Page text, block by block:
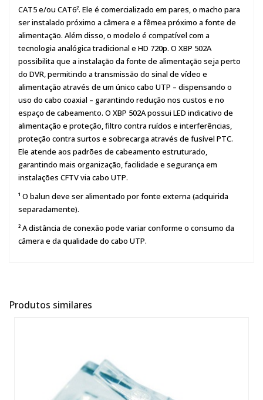
CAT5 e/ou CAT6². Ele é comercializado em pares, o macho para
ser instalado próximo a câmera e a fêmea próximo a fonte de
alimentação. Além disso, o modelo é compatível com a
tecnologia analógica tradicional e HD 720p. O XBP 502A
possibilita que a instalação da fonte de alimentação seja perto
do DVR, permitindo a transmissão do sinal de vídeo e
alimentação através de um único cabo UTP – dispensando o
uso do cabo coaxial – garantindo redução nos custos e no
espaço de cabeamento. O XBP 502A possui LED indicativo de
alimentação e proteção, filtro contra ruídos e interferências,
proteção contra surtos e sobrecarga através de fusível PTC.
Ele atende aos padrões de cabeamento estruturado,
garantindo mais organização, facilidade e segurança em
instalações CFTV via cabo UTP.
¹ O balun deve ser alimentado por fonte externa (adquirida
separadamente).
² A distância de conexão pode variar conforme o consumo da
câmera e da qualidade do cabo UTP.
Produtos similares